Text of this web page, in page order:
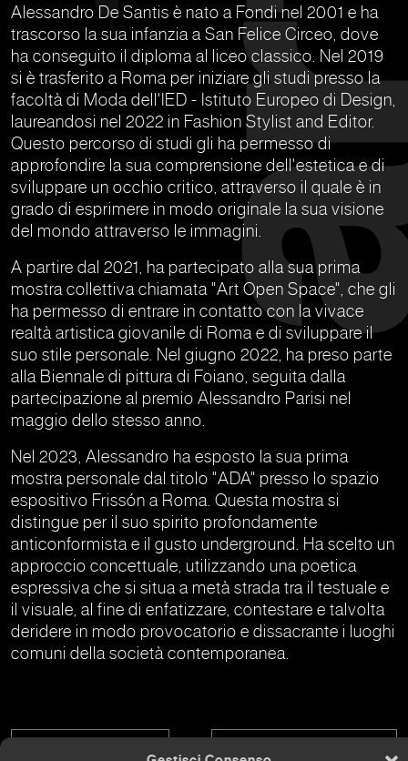
Alessandro De Santis è nato a Fondi nel 2001 e ha
trascorso la sua infanzia a San Felice Circeo, dove
ha conseguito il diploma al liceo classico. Nel 2019
si è trasferito a Roma per iniziare gli studi presso la
facoltà di Moda dell'IED - Istituto Europeo di Design,
laureandosi nel 2022 in Fashion Stylist and Editor.
Questo percorso di studi gli ha permesso di
approfondire la sua comprensione dell'estetica e di
sviluppare un occhio critico, attraverso il quale è in
grado di esprimere in modo originale la sua visione
del mondo attraverso le immagini.
A partire dal 2021, ha partecipato alla sua prima
mostra collettiva chiamata "Art Open Space", che gli
ha permesso di entrare in contatto con la vivace
realtà artistica giovanile di Roma e di sviluppare il
suo stile personale. Nel giugno 2022, ha preso parte
alla Biennale di pittura di Foiano, seguita dalla
partecipazione al premio Alessandro Parisi nel
maggio dello stesso anno.
Nel 2023, Alessandro ha esposto la sua prima
mostra personale dal titolo "ADA" presso lo spazio
espositivo Frissón a Roma. Questa mostra si
distingue per il suo spirito profondamente
anticonformista e il gusto underground. Ha scelto un
approccio concettuale, utilizzando una poetica
espressiva che si situa a metà strada tra il testuale e
il visuale, al fine di enfatizzare, contestare e talvolta
deridere in modo provocatorio e dissacrante i luoghi
comuni della società contemporanea.
Tancredi Fornasetti Alessandra Giovannoni